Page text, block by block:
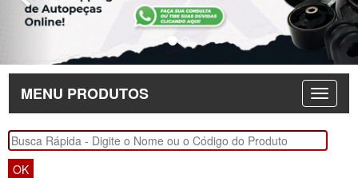
MENU PRODUTOS
OK